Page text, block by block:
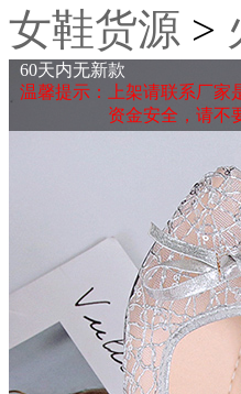
女鞋货源 >
60天内无新款
温馨提示：上架请联系厂家
资金安全，请不